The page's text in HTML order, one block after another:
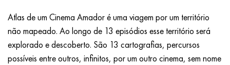
Atlas de um Cinema Amador é uma viagem por um território
não mapeado. Ao longo de 13 episódios esse território será
explorado e descoberto. São 13 cartografias, percursos
possíveis entre outros, infinitos, por um outro cinema, sem nome